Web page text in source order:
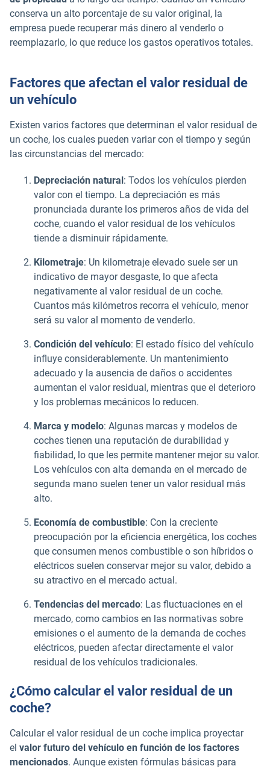
conserva un alto porcentaje de su valor original, la
empresa puede recuperar más dinero al venderlo o
reemplazarlo, lo que reduce los gastos operativos totales.
Factores que afectan el valor residual de
un vehículo
Existen varios factores que determinan el valor residual de
un coche, los cuales pueden variar con el tiempo y según
las circunstancias del mercado:
Depreciación natural : Todos los vehículos pierden
valor con el tiempo. La depreciación es más
pronunciada durante los primeros años de vida del
coche, cuando el valor residual de los vehículos
tiende a disminuir rápidamente.
Kilometraje: Un kilometraje elevado suele ser un
indicativo de mayor desgaste, lo que afecta
negativamente al valor residual de un coche.
Cuantos más kilómetros recorra el vehículo, menor
será su valor al momento de venderlo.
Condición del vehículo: El estado físico del vehículo
influye considerablemente. Un mantenimiento
adecuado y la ausencia de daños o accidentes
aumentan el valor residual, mientras que el deterioro
y los problemas mecánicos lo reducen.
Marca y modelo: Algunas marcas y modelos de
coches tienen una reputación de durabilidad y
fiabilidad, lo que les permite mantener mejor su valor.
Los vehículos con alta demanda en el mercado de
segunda mano suelen tener un valor residual más
alto.
Economía de combustible: Con la creciente
preocupación por la eficiencia energética, los coches
que consumen menos combustible o son híbridos o
eléctricos suelen conservar mejor su valor, debido a
su atractivo en el mercado actual.
Tendencias del mercado: Las fluctuaciones en el
mercado, como cambios en las normativas sobre
emisiones o el aumento de la demanda de coches
eléctricos, pueden afectar directamente el valor
residual de los vehículos tradicionales.
¿Cómo calcular el valor residual de un
coche?
Calcular el valor residual de un coche implica proyectar
el valor futuro del vehículo en función de los factores
mencionados. Aunque existen fórmulas básicas para